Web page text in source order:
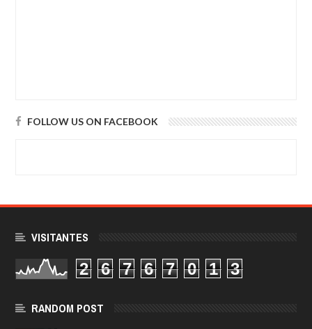
FOLLOW US ON FACEBOOK
VISITANTES
2 6 7 6 7 0 1 3
RANDOM POST